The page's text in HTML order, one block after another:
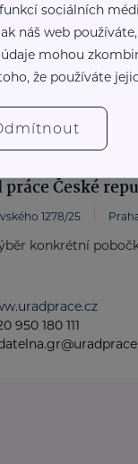
časopis Doba
poradny RS ...
www.rscr.cz/
práce České
1278/25
konkrétní
950 180 111
sociálních
náš web
mohou
že používáte